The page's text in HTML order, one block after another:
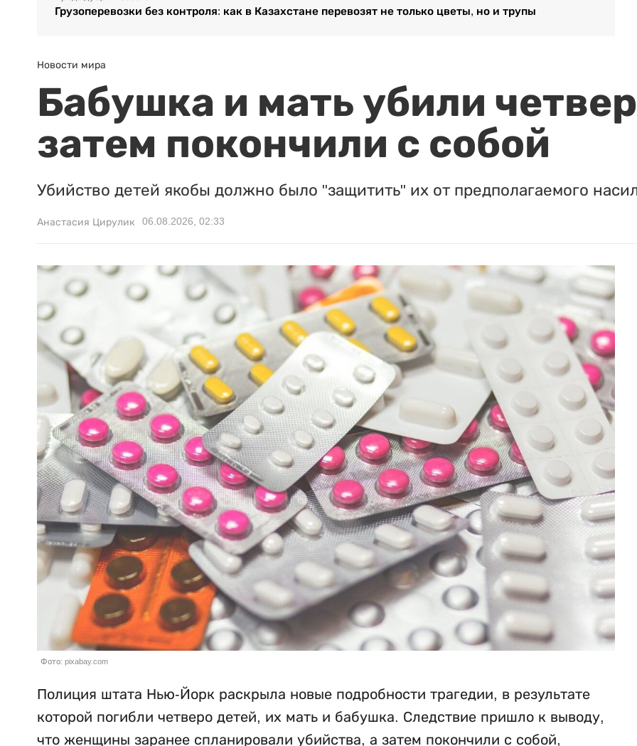
Грузоперевозки без контроля: как в Казахстане перевозят не только цветы, но и трупы
Новости мира
Бабушка и мать убили
затем покончили с собой
Убийство детей якобы должно было "защитить" их от предполагаемого
Анастасия Цирулик 06.08.2026, 02:33
Фото: pixabay.com
Полиция штата Нью-Йорк раскрыла новые подробности трагедии, в результате
которой погибли четверо детей, их мать и бабушка. Следствие пришло к выводу,
что женщины заранее спланировали убийства, а затем покончили с собой,